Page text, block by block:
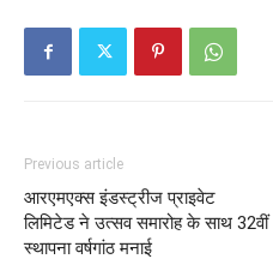
Previous article
आरएमएक्स इंडस्ट्रीज प्राइवेट
लिमिटेड ने उत्सव समारोह के साथ 32वीं
स्थापना वर्षगांठ मनाई